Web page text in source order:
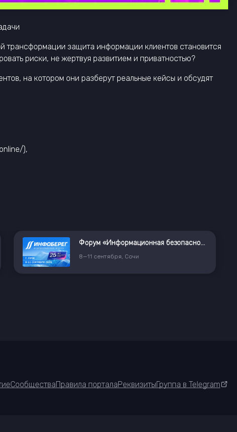
трансформации защита информации клиентов становится
риски, не жертвуя развитием и приватностью?
на котором они разберут реальные кейсы и обсудят
),
Форум «Информационная безопасность. Регулирование. Технологии. Практика. ИнфоБЕРЕГ 2026»
8—11 сентября Сочи
СообществаПравила порталаРеквизитыГруппа в Telegram